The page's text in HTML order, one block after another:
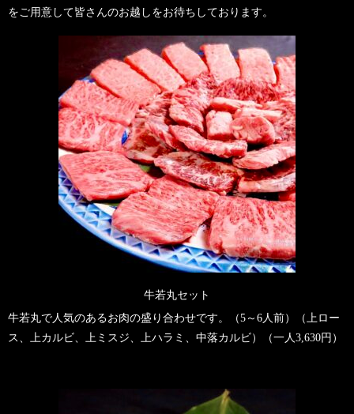
をご用意して皆さんのお越しをお待ちしております。
牛若丸セット
牛若丸で人気のあるお肉の盛り合わせです。（5～6人前）（上ロー
ス、上カルビ、上ミスジ、上ハラミ、中落カルビ）（一人3,630円）